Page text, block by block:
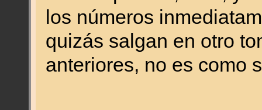
los números
quizás salgan en otro
anteriores, no es como